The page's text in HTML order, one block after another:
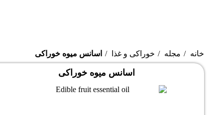
و غذا اسانس میوه خوراکی
اسانس میوه خوراکی